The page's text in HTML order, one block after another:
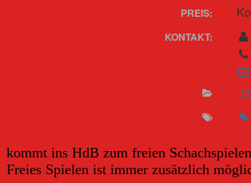
PREIS:
KONTAKT:
kommt ins HdB zum freien
Freies Spielen ist immer zusätzlich